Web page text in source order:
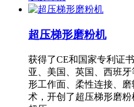
超压梯形磨粉机
获得了CE和国家专利证
亚、美国、英国、西班
形工作面、柔性连接、
术，开创了超压梯形磨